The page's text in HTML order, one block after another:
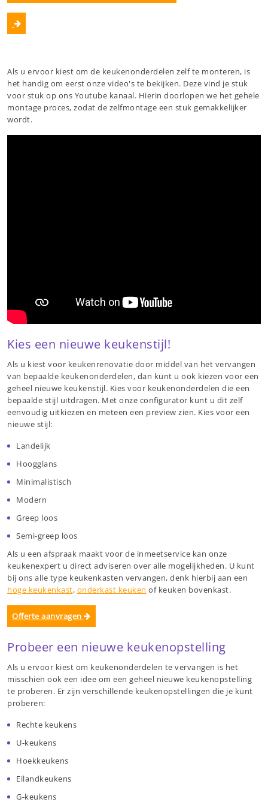
Als u ervoor kiest om de keukenonderdelen zelf te monteren, is
het handig om eerst onze video's te bekijken. Deze vind je stuk
voor stuk op ons Youtube kanaal. Hierin doorlopen we het gehele
montage proces, zodat de zelfmontage een stuk gemakkelijker
wordt.
Kies een nieuwe keukenstijl!
Als u kiest voor keukenrenovatie door middel van het vervangen
van bepaalde keukenonderdelen, dan kunt u ook kiezen voor een
geheel nieuwe keukenstijl. Kies voor keukenonderdelen die een
bepaalde stijl uitdragen. Met onze configurator kunt u dit zelf
eenvoudig uitkiezen en meteen een preview zien. Kies voor een
nieuwe stijl:
Landelijk
Hoogglans
Minimalistisch
Modern
Greep loos
Semi-greep loos
Als u een afspraak maakt voor de inmeetservice kan onze
keukenexpert u direct adviseren over alle mogelijkheden. U kunt
bij ons alle type keukenkasten vervangen, denk hierbij aan een
hoge keukenkast, onderkast keuken of keuken bovenkast.
Offerte aanvragen
Probeer een nieuwe keukenopstelling
Als u ervoor kiest om keukenonderdelen te vervangen is het
misschien ook een idee om een geheel nieuwe keukenopstelling
te proberen. Er zijn verschillende keukenopstellingen die je kunt
proberen:
Rechte keukens
U-keukens
Hoekkeukens
Eilandkeukens
G-keukens